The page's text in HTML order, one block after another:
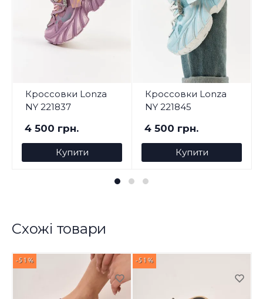
Кроссовки Lonza
NY 221837
4 500 грн.
Купити
Кроссовки Lonza
NY 221845
4 500 грн.
Купити
Схожі товари
-51% -51%